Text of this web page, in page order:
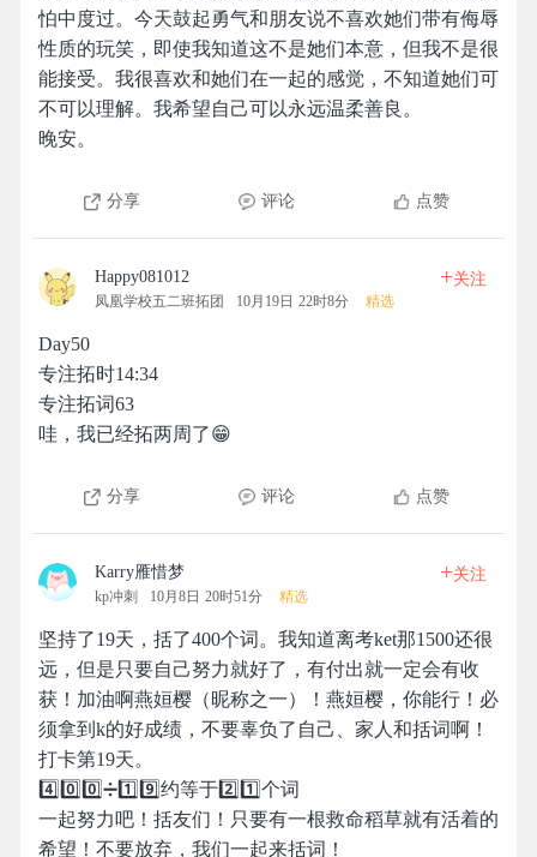
怕中度过。今天鼓起勇气和朋友说不喜欢她们带有侮辱
性质的玩笑，即使我知道这不是她们本意，但我不是很
能接受。我很喜欢和她们在一起的感觉，不知道她们可
不可以理解。我希望自己可以永远温柔善良。
晚安。
分享 评论 点赞
Happy081012
凤凰学校五二班拓团 10月19日 22时8分 精选
+关注
Day50
专注拓时14:34
专注拓词63
哇，我已经拓两周了😁
分享 评论 点赞
Karry雁惜梦
kp冲刺 10月8日 20时51分 精选
+关注
坚持了19天，括了400个词。我知道离考ket那1500还很
远，但是只要自己努力就好了，有付出就一定会有收
获！加油啊燕姮樱（昵称之一）！燕姮樱，你能行！必
须拿到k的好成绩，不要辜负了自己、家人和括词啊！
打卡第19天。
4️⃣0️⃣0️⃣➗1️⃣9️⃣约等于2️⃣1️⃣个词
一起努力吧！括友们！只要有一根救命稻草就有活着的
希望！不要放弃，我们一起来括词！